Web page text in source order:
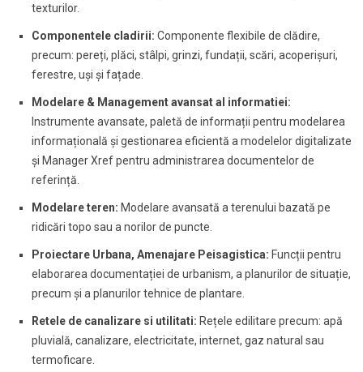
texturilor.
Componentele cladirii: Componente flexibile de clădire,
precum: pereți, plăci, stâlpi, grinzi, fundații, scări, acoperișuri,
ferestre, uși și fațade.
Modelare & Management avansat al informatiei:
Instrumente avansate, paletă de informații pentru modelarea
informațională și gestionarea eficientă a modelelor digitalizate
și Manager Xref pentru administrarea documentelor de
referință.
Modelare teren: Modelare avansată a terenului bazată pe
ridicări topo sau a norilor de puncte.
Proiectare Urbana, Amenajare Peisagistica: Funcții pentru
elaborarea documentației de urbanism, a planurilor de situație,
precum și a planurilor tehnice de plantare.
Retele de canalizare si utilitati: Rețele edilitare precum: apă
pluvială, canalizare, electricitate, internet, gaz natural sau
termoficare.